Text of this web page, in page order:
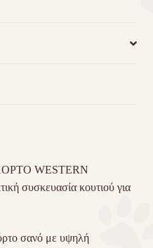
WESTERN
συσκευασία κουτιού για
σανό με υψηλή